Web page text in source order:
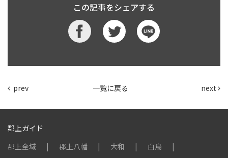
この記事をシェアする
prev 一覧に戻る next
郡上ガイド
郡上全域
郡上八幡 大和
白鳥